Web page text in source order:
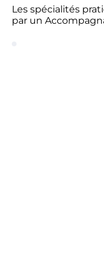
Les spécialités
par un